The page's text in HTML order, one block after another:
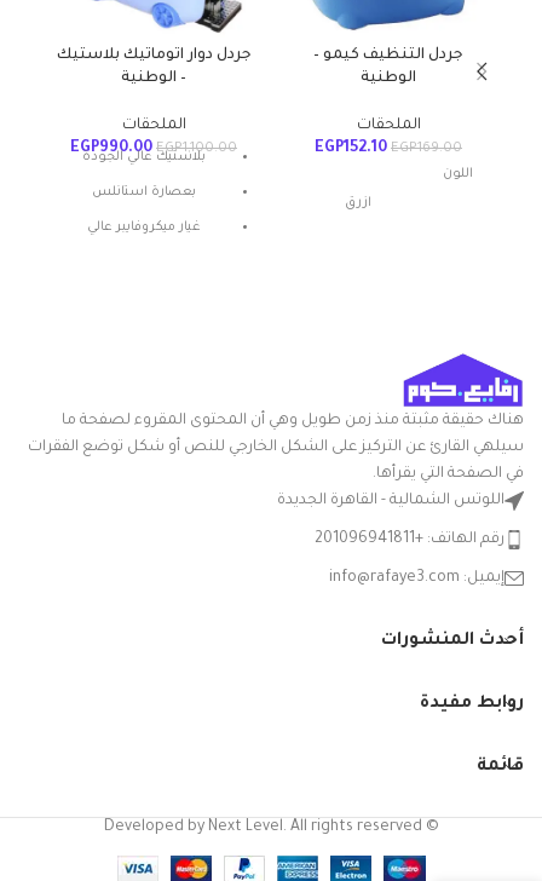
جردل التنظيف كيمو –
الوطنية
الملحقات
EGP169.00
EGP152.10
اللون
ازرق
الطول ×
العرض ×
الارتفاع
المواد
شكل
مستطيلي
جردل دوار اتوماتيك بلاستيك
– الوطنية
الملحقات
EGP1,100.00
EGP990.00
بلاستيك عالي الجودة
بعصارة استانلس
غيار ميكروفايبر عالي
هناك حقيقة مثبتة منذ زمن طويل وهي أن المحتوى المقروء لصفحة ما
سيلهي القارئ عن التركيز على الشكل الخارجي للنص أو شكل توضع الفقرات
في الصفحة التي يقرأها.
اللوتس الشمالية - القاهرة الجديدة
رقم الهاتف: +201096941811
إيميل: info@rafaye3.com
أحدث المنشورات
روابط مفيدة
قائمة
© Developed by Next Level. All rights reserved